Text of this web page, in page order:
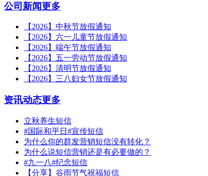
公司新闻更多
【2026】中秋节放假通知
【2026】六一儿童节放假通知
【2026】端午节放假通知
【2026】五一劳动节放假通知
【2026】清明节放假通知
【2026】三八妇女节放假通知
资讯动态更多
立秋养生短信
#国际和平日#宣传短信
为什么你的群发营销短信没有转化？
为什么说短信营销还是有必要做的？
#九一八#纪念短信
【分享】谷雨节气祝福短信